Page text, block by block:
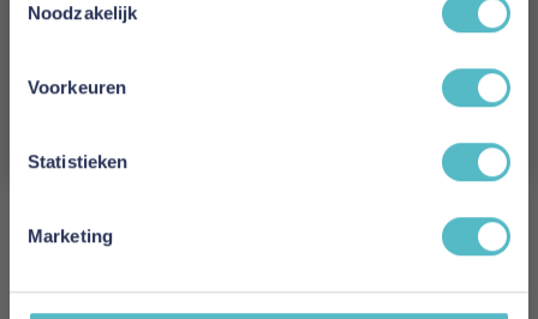
Noodzakelijk
Voorkeuren
Statistieken
Marketing
Brinkhaus Luxury Lifestyle
Levertijd
Tijk
Warmteklasse
Light
E-mail